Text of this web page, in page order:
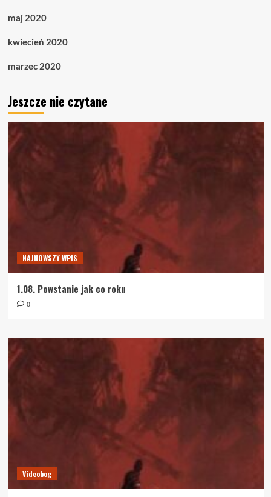
maj 2020
kwiecień 2020
marzec 2020
Jeszcze nie czytane
NAJNOWSZY WPIS
1.08. Powstanie jak co roku
0
Videobog